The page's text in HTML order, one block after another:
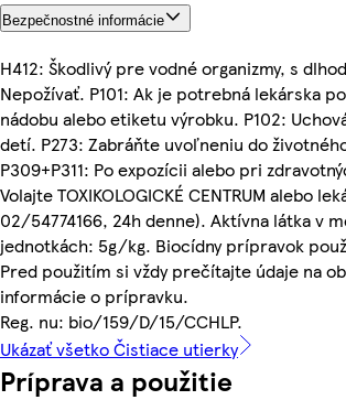
Bezpečnostné informácie
H412: Škodlivý pre vodné organizmy, s
Nepožívať. P101: Ak je potrebná lekárska
nádobu alebo etiketu výrobku. P102:
detí. P273: Zabráňte uvoľneniu do
P309+P311: Po expozícii alebo pri
Volajte TOXIKOLOGICKÉ CENTRUM alebo
02/54774166, 24h denne). Aktívna látka v
jednotkách: 5g/kg. Biocídny prípravok
Pred použitím si vždy prečítajte údaje na
informácie o prípravku.
Reg. nu: bio/159/D/15/CCHLP.
Ukázať všetko Čistiace utierky
Príprava a použitie